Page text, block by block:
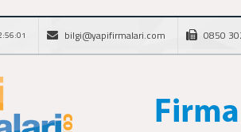
bilgi@yapifirmalari.com 0850